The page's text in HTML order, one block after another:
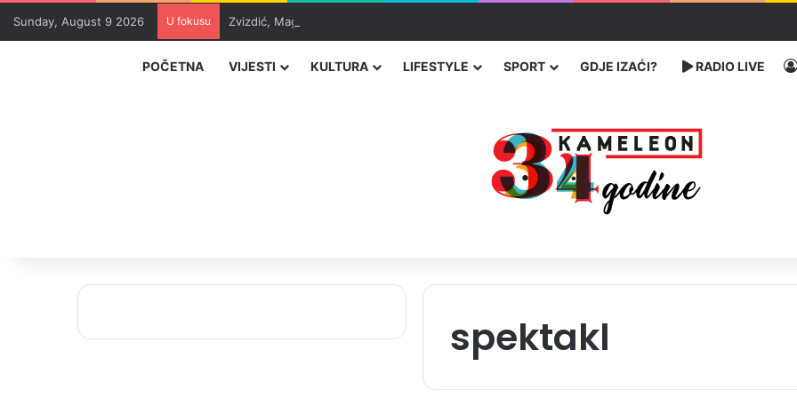
Sunday, August 9 2026 U fokusu Zvizdić, Magazinović i Kojović traže poseban status za Memorijalni centar Srebrenica
POČETNA VIJESTI KULTURA LIFESTYLE SPORT GDJE IZAĆI? RADIO LIVE
spektakl